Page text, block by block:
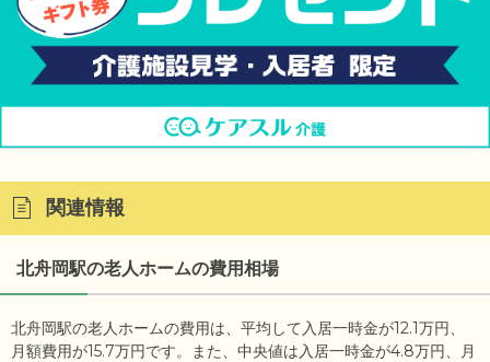
関連情報
北舟岡駅の老人ホームの費用相場
北舟岡駅の老人ホームの費用は、平均して入居一時金が12.1万円、
月額費用が15.7万円です。また、中央値は入居一時金が4.8万円、月